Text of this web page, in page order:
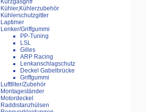
Kurzgasgriff
Kühler,Kühlerzubehör
Kühlerschutzgitter
Laptimer
Lenker/Griffgummi
PP-Tuning
LSL
Gilles
ARP Racing
Lenkanschlagschutz
Deckel Gabelbrücke
Griffgummi
Luftfilter/Zubehör
Montageständer
Motordeckel
Raddistanzhülsen